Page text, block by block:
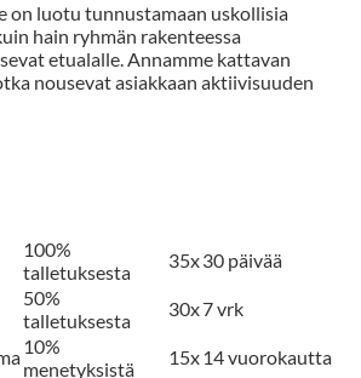
on luotu tunnustamaan uskollisia
hain ryhmän rakenteessa
etualalle. Annamme kattavan
nousevat asiakkaan aktiivisuuden
100%
talletuksesta
35x30 päivää
50%
talletuksesta
30x7 vrk
10%
menetyksistä
15x14 vuorokautta